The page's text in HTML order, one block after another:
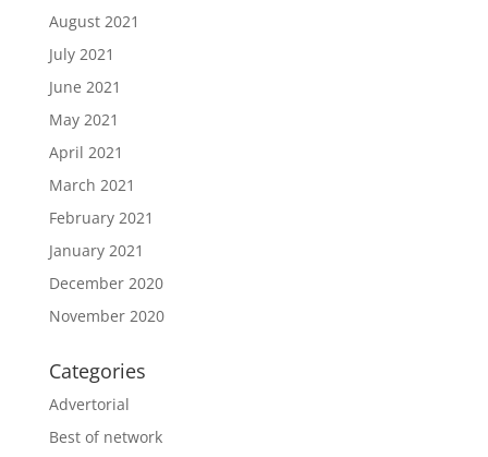
August 2021
July 2021
June 2021
May 2021
April 2021
March 2021
February 2021
January 2021
December 2020
November 2020
Categories
Advertorial
Best of network